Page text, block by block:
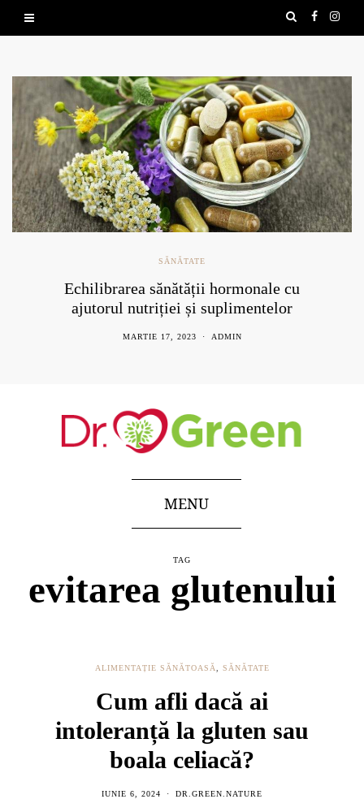
SĂNĂTATE
Echilibrarea sănătății hormonale cu
ajutorul nutriției și suplimentelor
MARTIE 17, 2023 ADMIN
MENU
TAG
evitarea glutenului
ALIMENTAȚIE SĂNĂTOASĂ SĂNĂTATE
Cum afli dacă ai
intoleranță la gluten sau
boala celiacă?
IUNIE 6, 2024 DR.GREEN.NATURE